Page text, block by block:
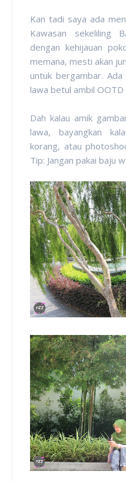
Kan tadi saya ada
Kawasan sekeliling
dengan kehijauan
memana, mesti akan
untuk bergambar.
lawa betul ambil OOTD
Dah kalau amik
lawa, bayangkan
korang, atau
Tip: Jangan pakai baju